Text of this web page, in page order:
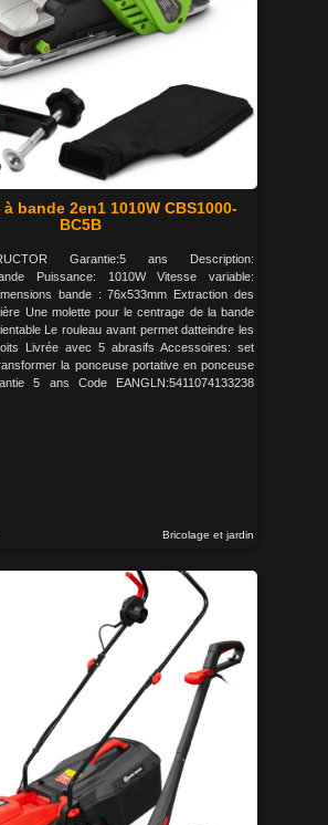
bande 2en1 1010W CBS1000-
BC5B
Garantie:5 ans Description:
Puissance: 1010W Vitesse variable:
bande : 76x533mm Extraction des
Une molette pour le centrage de la bande
Le rouleau avant permet datteindre les
Livrée avec 5 abrasifs Accessoires: set
la ponceuse portative en ponceuse
5 ans Code EANGLN:5411074133238
Bricolage et jardin